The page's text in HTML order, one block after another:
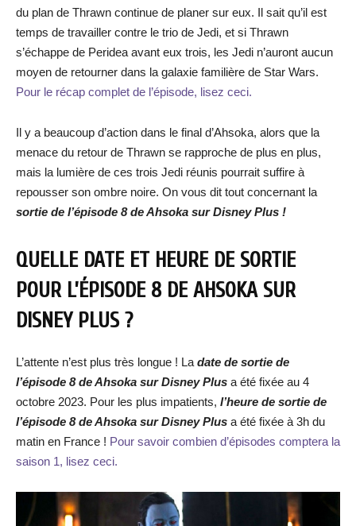
du plan de Thrawn continue de planer sur eux. Il sait qu’il est
temps de travailler contre le trio de Jedi, et si Thrawn
s’échappe de Peridea avant eux trois, les Jedi n’auront aucun
moyen de retourner dans la galaxie familière de Star Wars.
Pour le récap complet de l’épisode, lisez ceci.
Il y a beaucoup d’action dans le final d’Ahsoka, alors que la
menace du retour de Thrawn se rapproche de plus en plus,
mais la lumière de ces trois Jedi réunis pourrait suffire à
repousser son ombre noire. On vous dit tout concernant la
sortie de l’épisode 8 deAhsoka sur Disney Plus !
QUELLE DATE ET HEURE DE SORTIE
POUR L’ÉPISODE 8 DE AHSOKA SUR
DISNEY PLUS ?
L’attente n’est plus très longue ! La date de sortie de
l’épisode 8 de Ahsoka sur Disney Plus a été fixée au 4
octobre 2023. Pour les plus impatients, l’heure de sortie de
l’épisode 8 de Ahsoka sur Disney Plus a été fixée à 3h du
matin en France ! Pour savoir combien d’épisodes comptera la
saison 1, lisez ceci.